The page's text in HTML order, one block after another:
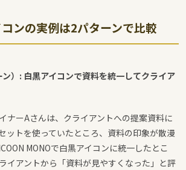
ンの実例は2パターンで比較
）: 白黒アイコンで資料を統一してクライア
ナーAさんは、クライアントへの提案資料に
ットを使っていたところ、資料の印象が散漫
MONOで白黒アイコンに統一したとこ
イアントから「資料が見やすくなった」と評